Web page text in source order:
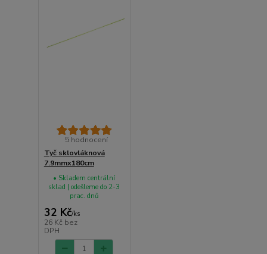
5 hodnocení
Tyč sklovláknová
7.9mmx180cm
32 Kč/ks
26 Kč bez
DPH
• Skladem centrální
sklad | odešleme do 2-3
prac. dnů